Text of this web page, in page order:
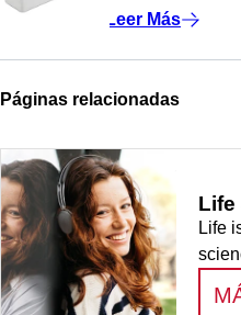
Leer Más
Páginas relacionadas
Life
Life